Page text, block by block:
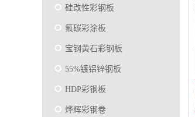
硅改性彩钢板
氟碳彩涂板
宝钢黄石彩钢板
55%镀铝锌钢板
HDP彩钢板
烨辉彩钢卷